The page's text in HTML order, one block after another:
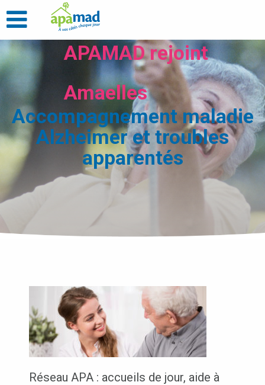
APAMAD rejoint
Amaelles
Accompagnement maladie
Alzheimer et troubles
apparentés
Réseau APA : accueils de jour, aide à